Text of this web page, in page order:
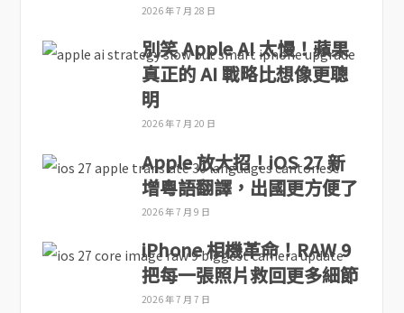
2026 年 7 月 28 日
別笑 Apple AI 太慢！蘋果
真正的 AI 戰略比想像更聰
明
2026 年 7 月 20 日
Apple 放大招！iOS 27 新
增粵語翻譯，出國更方便了
2026 年 7 月 9 日
iPhone 相機革命！RAW 9
把每一張照片救回更多細節
2026 年 7 月 7 日